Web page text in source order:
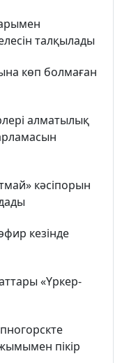
талқылады
көп болмаған
алматылық
кәсіпорын
кезінде
«Үркер-
пікір